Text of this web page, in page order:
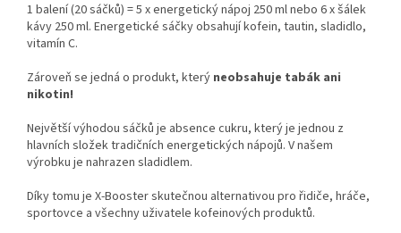
1 balení (20 sáčků) = 5 x energetický nápoj 250 ml nebo 6 x šálek
kávy 250 ml. Energetické sáčky obsahují kofein, tautin, sladidlo,
vitamín C.
Zároveň se jedná o produkt, který neobsahuje tabák ani
nikotin!
Největší výhodou sáčků je absence cukru, který je jednou z
hlavních složek tradičních energetických nápojů. V našem
výrobku je nahrazen sladidlem.
Díky tomu je X-Booster skutečnou alternativou pro řidiče, hráče,
sportovce a všechny uživatele kofeinových produktů.